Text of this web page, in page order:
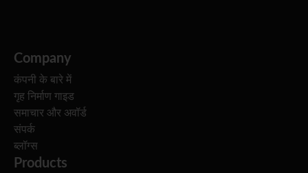
Company
कंपनी के बारे में
गृह निर्माण गाइड
समाचार और अवॉर्ड
संपर्क
ब्लॉग्स
Products